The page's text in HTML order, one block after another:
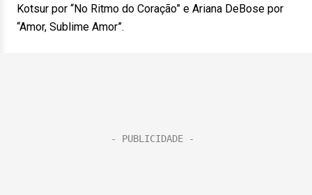
Kotsur por “No Ritmo do Coração” e Ariana DeBose por
“Amor, Sublime Amor”.